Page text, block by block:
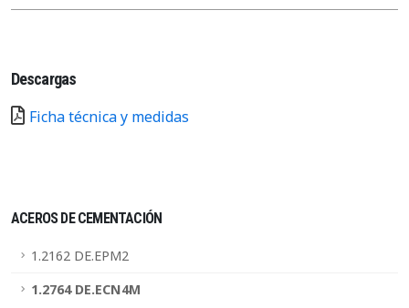
ACEROS DE CEMENTACIÓN
1.2162 DE.EPM2
1.2764 DE.ECN4M
Descargas
Ficha técnica y medidas